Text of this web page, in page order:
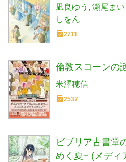
凪良ゆう 瀬尾まい
しをん
2711
倫敦スコーンの
米澤穂信
2537
ビブリア古書堂
めく夏~ (メディ